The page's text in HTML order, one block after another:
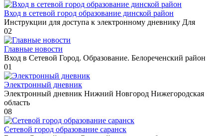
Вход в сетевой город образование динской район
Инструкции для доступа к электронному дневнику Для
02
Главные новости
Вход в Сетевой Город. Образование. Белореченский район
01
Электронный дневник
Электронный дневник Нижний Новгород Нижегородская
область
08
Сетевой город образование саранск